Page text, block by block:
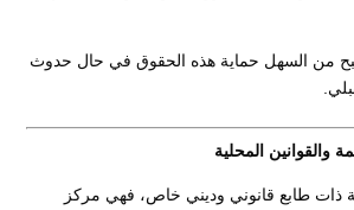
من السهل حماية هذه الحقوق في حال حدوث
ذات طابع قانوني وديني خاص، فهي مركز